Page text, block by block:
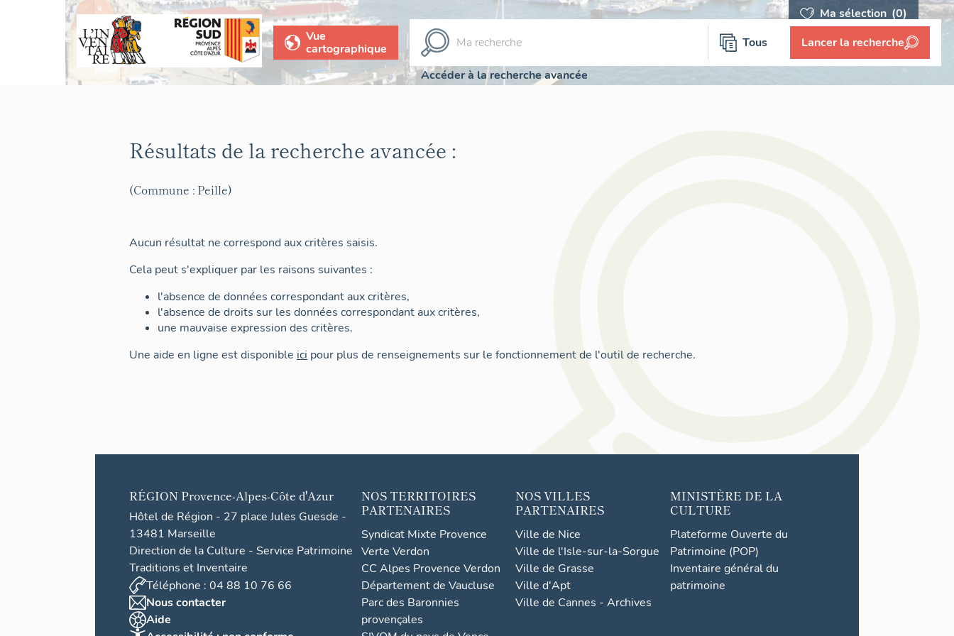
Ma sélection (0)
Vue
cartographique
Tous Lancer la recherche
Accéder à la recherche avancée
Résultats de la recherche avancée :
(Commune : Peille)
Aucun résultat ne correspond aux critères saisis.
Cela peut s'expliquer par les raisons suivantes :
l'absence de données correspondant aux critères,
l'absence de droits sur les données correspondant aux critères,
une mauvaise expression des critères.
Une aide en ligne est disponible ici pour plus de renseignements sur le fonctionnement de l'outil de recherche.
RÉGION Provence-Alpes-Côte d'Azur
Hôtel de Région - 27 place Jules Guesde -
13481 Marseille
Direction de la Culture - Service Patrimoine
Traditions et Inventaire
Téléphone : 04 88 10 76 66
Nous contacter
Aide
NOS TERRITOIRES
PARTENAIRES
Syndicat Mixte Provence
Verte Verdon
CC Alpes Provence Verdon
Département de Vaucluse
Parc des Baronnies
provençales
NOS VILLES
PARTENAIRES
Ville de Nice
Ville de l'Isle-sur-la-Sorgue
Ville de Grasse
Ville d'Apt
Ville de Cannes - Archives
MINISTÈRE DE LA
CULTURE
Plateforme Ouverte du
Patrimoine (POP)
Inventaire général du
patrimoine